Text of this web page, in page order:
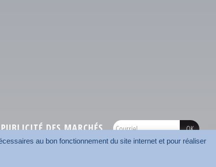
DES MARCHÉS
au bon fonctionnement du site internet et pour réaliser